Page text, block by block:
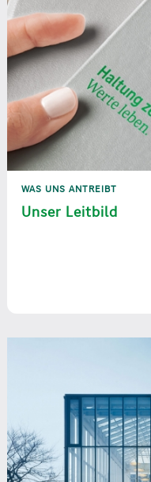
WAS UNS ANTREIBT
Unser Leitbild